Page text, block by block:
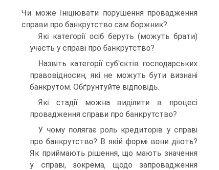
Чи може Ініціювати порушення провадження
справи про банкрутство сам боржник?
Які категорії осіб беруть (можуть брати)
участь у справі про банкрутство?
Назвіть категорії суб'єктів господарських
правовідносин, які не можуть бути визнані
банкрутом. Обґрунтуйте відповідь.
Які стадії можна виділити в процесі
провадження справи про банкрутство?
У чому полягає роль кредиторів у справі
про банкрутство? В якій формі вони діють?
Як приймають рішення, що мають значення
у справі, зокрема, щодо запровадження